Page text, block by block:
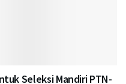
Seleksi Mandiri PTN-